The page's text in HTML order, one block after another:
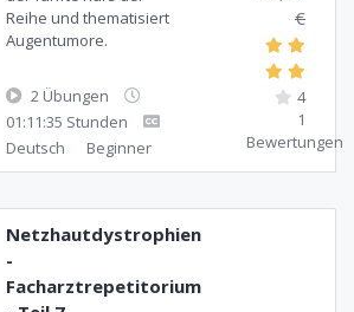
Reihe und thematisiert
Augentumore.
2 Übungen
01:11:35 Stunden
Deutsch
Beginner
€
4
1
Bewertungen
Netzhautdystrophien
-
Facharztrepetitorium